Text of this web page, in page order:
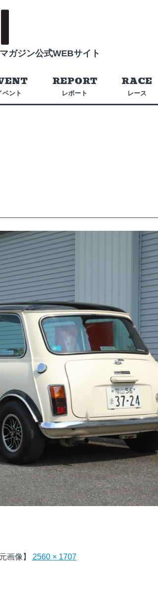
ガジン公式WEBサイト
ベント レポート
REPORT
レース
RACE
画像】 2560 × 1707